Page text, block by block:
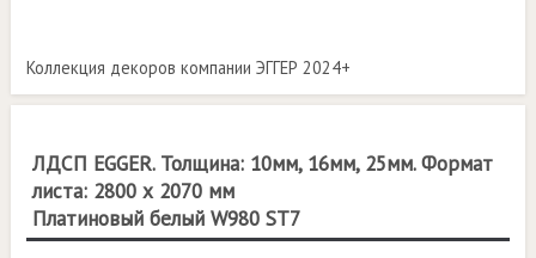
Коллекция декоров компании ЭГГЕР 2024+
ЛДСП EGGER. Толщина: 10мм, 16мм, 25мм. Формат
листа: 2800 х 2070 мм
Платиновый белый W980 ST7